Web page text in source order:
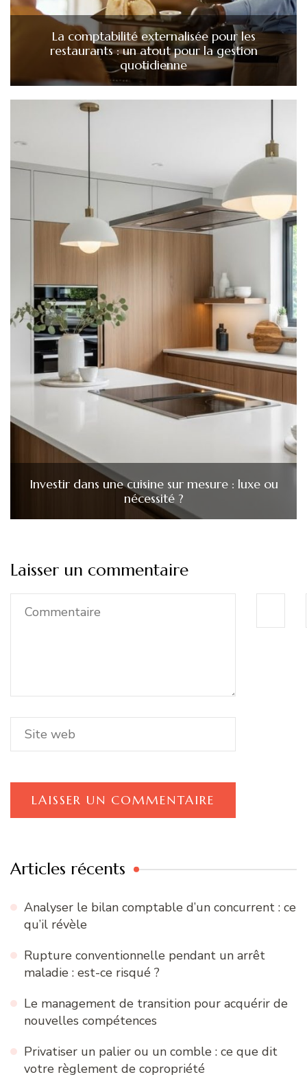
La comptabilité externalisée pour les
restaurants : un atout pour la gestion
quotidienne
Investir dans une cuisine sur mesure : luxe ou
nécessité ?
Laisser un commentaire
Articles récents
Analyser le bilan comptable d’un concurrent : ce
qu’il révèle
Rupture conventionnelle pendant un arrêt
maladie : est-ce risqué ?
Le management de transition pour acquérir de
nouvelles compétences
Privatiser un palier ou un comble : ce que dit
votre règlement de copropriété